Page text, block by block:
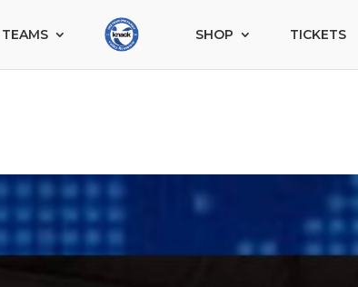
TEAMS SHOP TICKETS